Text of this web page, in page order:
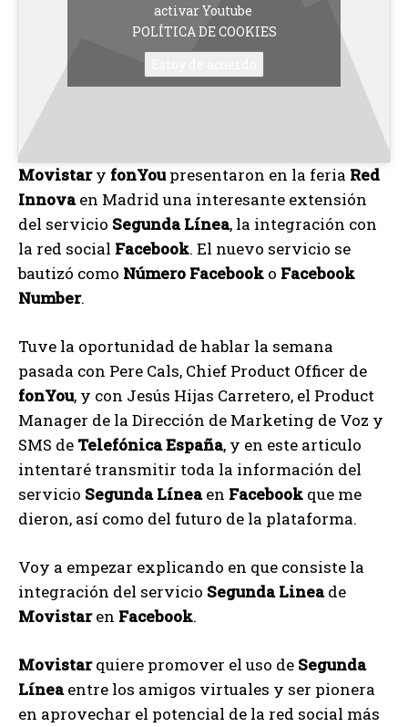
activar Youtube
POLÍTICA DE COOKIES
Movistary fonYoupresentaron en la feria Red
Innovaen Madrid una interesante extensión
del servicio Segunda Línea, la integración con
la red social Facebook. El nuevo servicio se
bautizó como Número Facebook o Facebook
Number.
Tuve la oportunidad de hablar la semana
pasada con Pere Cals, Chief Product Officer de
fonYou, y con Jesús Hijas Carretero, el Product
Manager de la Dirección de Marketing de Voz y
SMS de Telefónica España, y en este articulo
intentaré transmitir toda la información del
servicio Segunda Líneaen Facebook que me
dieron, así como del futuro de la plataforma.
Voy a empezar explicando en que consiste la
integración del servicio Segunda Lineade
Movistaren Facebook.
Movistarquiere promover el uso de Segunda
Líneaentre los amigos virtuales y ser pionera
en aprovechar el potencial de la red social más